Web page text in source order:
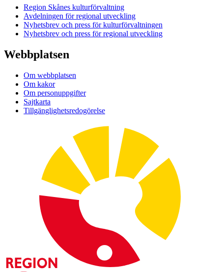
Region Skånes kulturförvaltning
Avdelningen för regional utveckling
Nyhetsbrev och press för kulturförvaltningen
Nyhetsbrev och press för regional utveckling
Webbplatsen
Om webbplatsen
Om kakor
Om personuppgifter
Sajtkarta
Tillgänglighetsredogörelse